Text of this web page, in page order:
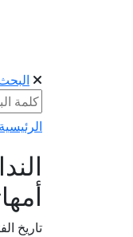
الرئيسية
تاريخ